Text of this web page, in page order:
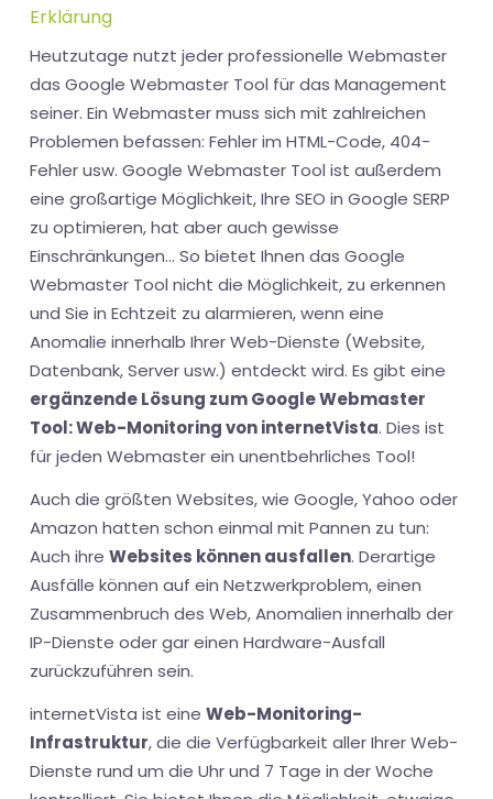
Erklärung
Heutzutage nutzt jeder professionelle Webmaster
das Google Webmaster Tool für das Management
seiner. Ein Webmaster muss sich mit zahlreichen
Problemen befassen: Fehler im HTML-Code, 404-
Fehler usw. Google Webmaster Tool ist außerdem
eine großartige Möglichkeit, Ihre SEO in Google SERP
zu optimieren, hat aber auch gewisse
Einschränkungen... So bietet Ihnen das Google
Webmaster Tool nicht die Möglichkeit, zu erkennen
und Sie in Echtzeit zu alarmieren, wenn eine
Anomalie innerhalb Ihrer Web-Dienste (Website,
Datenbank, Server usw.) entdeckt wird. Es gibt eine
ergänzende Lösung zum Google Webmaster
Tool: Web-Monitoring von internetVista. Dies ist
für jeden Webmaster ein unentbehrliches Tool!
Auch die größten Websites, wie Google, Yahoo oder
Amazon hatten schon einmal mit Pannen zu tun:
Auch ihre Websites können ausfallen. Derartige
Ausfälle können auf ein Netzwerkproblem, einen
Zusammenbruch des Web, Anomalien innerhalb der
IP-Dienste oder gar einen Hardware-Ausfall
zurückzuführen sein.
internetVista ist eine Web-Monitoring-
Infrastruktur, die die Verfügbarkeit aller Ihrer Web-
Dienste rund um die Uhr und 7 Tage in der Woche